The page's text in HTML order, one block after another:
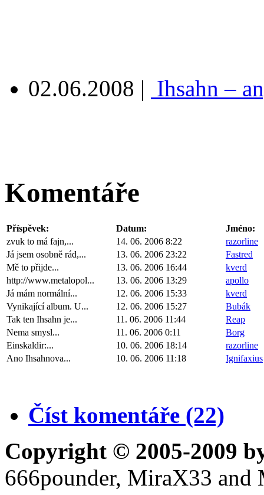
02.06.2008 | Ihsahn –
Komentáře
Příspěvek: Datum:
Jméno:
zvuk to má fajn,...
14. 06. 2006 8:22
razorline
Já jsem osobně rád,...
13. 06. 2006 23:22
Fastred
Mě to přijde...
13. 06. 2006 16:44
kverd
http://www.metalopol...
13. 06. 2006 13:29
apollo
Já mám normální...
12. 06. 2006 15:33
kverd
Vynikající album. U...
12. 06. 2006 15:27
Bubák
Tak ten Ihsahn je...
11. 06. 2006 11:44
Reap
Nema smysl...
11. 06. 2006 0:11
Borg
Einskaldir:...
10. 06. 2006 18:14
razorline
Ano Ihsahnova...
10. 06. 2006 11:18 Ignifaxius
Číst komentáře (22)
Copyright © 2005-2009
666pounder, MiraX33